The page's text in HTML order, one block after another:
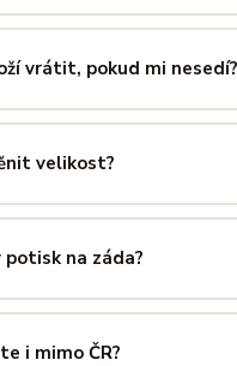
XS až 5XL, takže si
tam přesné míry v cm a
vrátit, pokud mi nesedí?
plných14 dní na vrácení
a vše vyřídíme rychle a bez
velikost?
nenabízíme, ale
. Většinou společně najdeme
potisk na záda?
je možný u většiny našich
nám předem na
i mimo ČR?